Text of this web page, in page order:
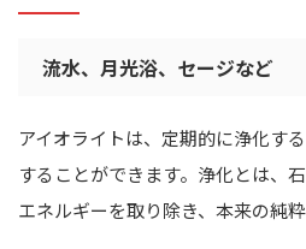
流水、月光浴、セージなど
アイオライトは、定期的に浄化す
することができます。浄化とは、
エネルギーを取り除き、本来の純